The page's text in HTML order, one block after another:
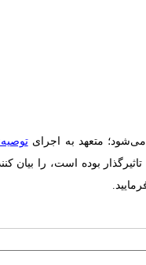
متعهد به اجرای
بوده است، را بیان